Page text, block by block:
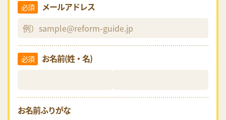
必須 メールアドレス
必須 お名前(姓・名)
お名前ふりがな